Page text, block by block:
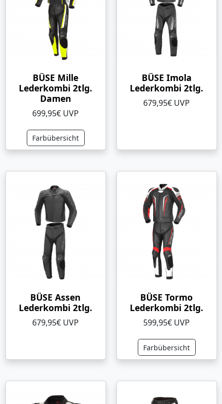
BÜSE Mille
Lederkombi 2tlg.
Damen
699,95€ UVP
Farbübersicht
BÜSE Imola
Lederkombi 2tlg.
679,95€ UVP
BÜSE Assen
Lederkombi 2tlg.
679,95€ UVP
BÜSE Tormo
Lederkombi 2tlg.
599,95€ UVP
Farbübersicht